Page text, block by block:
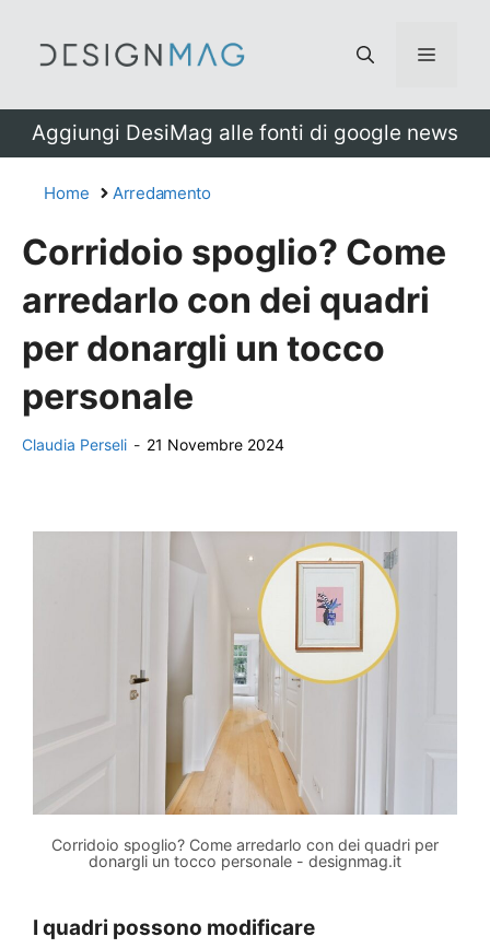
Menu
Aggiungi DesiMag alle fonti di google news
Home Arredamento
Corridoio spoglio? Come
arredarlo con dei quadri
per donargli un tocco
personale
Claudia Perseli - 21 Novembre 2024
Corridoio spoglio? Come arredarlo con dei quadri per
donargli un tocco personale - designmag.it
I quadri possono modificare